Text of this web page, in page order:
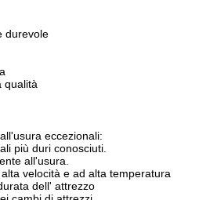
durevole
qualità
eccezionali:
più duri conosciuti.
all'usura.
velocità e ad alta temperatura
dell' attrezzo